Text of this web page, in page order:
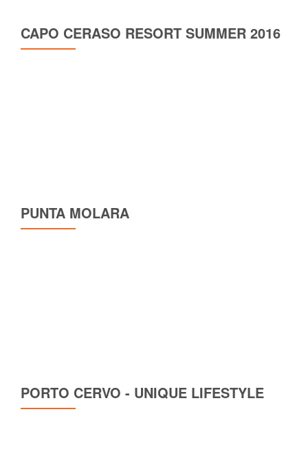
CAPO CERASO RESORT SUMMER 2016
PUNTA MOLARA
PORTO CERVO - UNIQUE LIFESTYLE